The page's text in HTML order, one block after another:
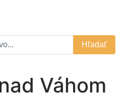
Hľadať
Váhom